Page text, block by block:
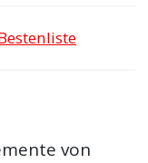
von